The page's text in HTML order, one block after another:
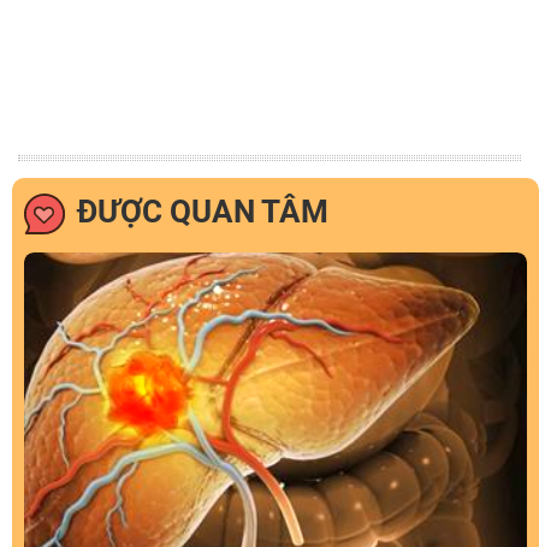
ĐƯỢC QUAN TÂM